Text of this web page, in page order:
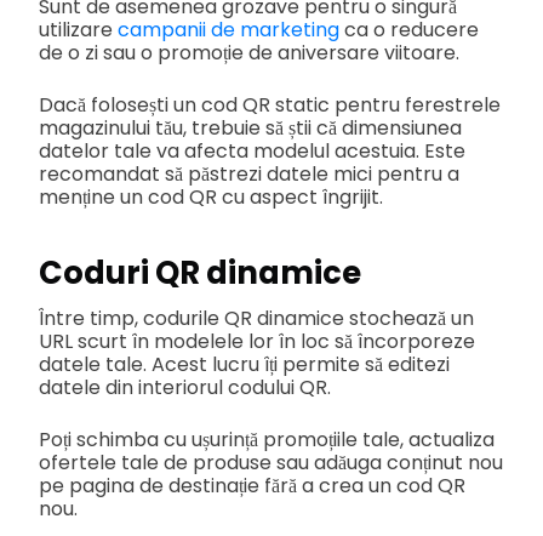
Sunt de asemenea grozave pentru o singură
utilizare campanii de marketingca o reducere
de o zi sau o promoție de aniversare viitoare.
Dacă folosești un cod QR static pentru ferestrele
magazinului tău, trebuie să știi că dimensiunea
datelor tale va afecta modelul acestuia. Este
recomandat să păstrezi datele mici pentru a
menține un cod QR cu aspect îngrijit.
Coduri QR dinamice
Între timp, codurile QR dinamice stochează un
URL scurt în modelele lor în loc să încorporeze
datele tale. Acest lucru îți permite să editezi
datele din interiorul codului QR.
Poți schimba cu ușurință promoțiile tale, actualiza
ofertele tale de produse sau adăuga conținut nou
pe pagina de destinație fără a crea un cod QR
nou.